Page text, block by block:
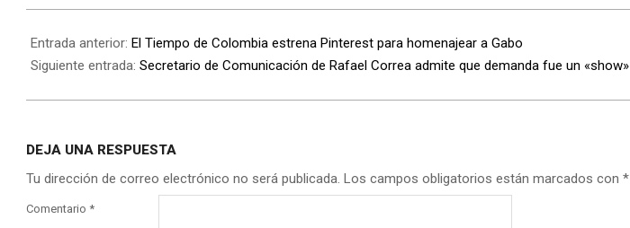
Entrada anterior: El Tiempo de Colombia estrena Pinterest para homenajear a Gabo
Siguiente entrada: Secretario de Comunicación de Rafael Correa admite que demanda fue un «show»
DEJA UNA RESPUESTA
Tu dirección de correo electrónico no será publicada. Los campos obligatorios están marcados con *
Comentario *